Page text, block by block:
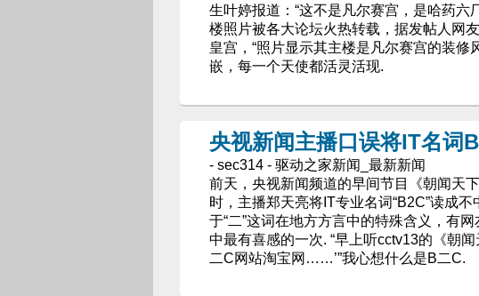
生叶婷报道：“这不是凡尔赛宫，是哈药六
楼照片被各大论坛火热转载，据发帖人网
皇宫，“照片显示其主楼是凡尔赛宫的装
嵌，每一个天使都活灵活现.
央视新闻主播口误将IT名词
- sec314 - 驱动之家新闻_最新新闻
前天，央视新闻频道的早间节目《朝闻天
时，主播郑天亮将IT专业名词“B2C”读成
于“二”这词在地方方言中的特殊含义，有
中最有喜感的一次. “早上听cctv13的《朝
二C网站淘宝网……’”我心想什么是B二C.